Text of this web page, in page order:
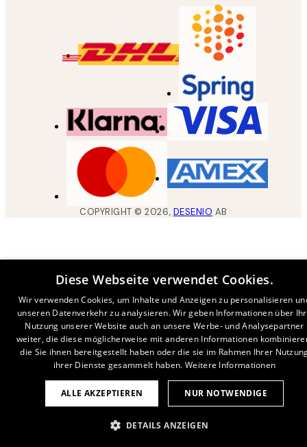
COPYRIGHT ©2026, DESENIO AB
Diese Webseite verwendet Cookies.
Wir verwenden Cookies, um Inhalte und Anzeigen zu personalisieren
unseren Datenverkehr zu analysieren. Wir geben Informationen über
Nutzung unserer Website auch an unsere Werbe- und Analysepartner
weiter, die diese möglicherweise mit anderen Informationen
die Sie ihnen bereitgestellt haben oder die sie im Rahmen Ihrer
ihrer Dienste gesammelt haben. Weitere Informationen
ALLE AKZEPTIEREN NUR NOTWENDIGE
DETAILS ANZEIGEN